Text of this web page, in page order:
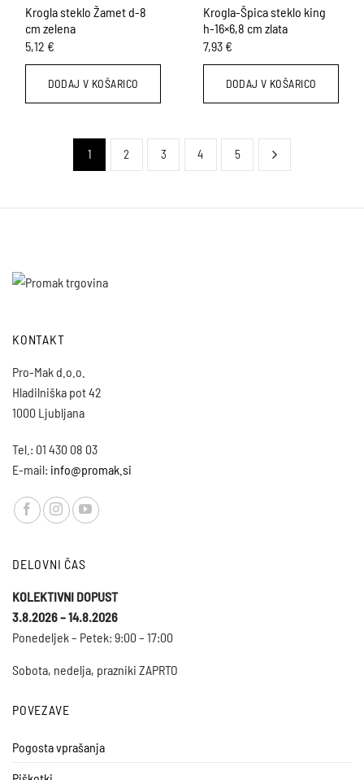
Možnosti
lahko
izberete
na
strani
izdelka
Krogla steklo Žamet d-8
cm zelena
5,12 €
DODAJ V KOŠARICO
Krogla-Špica steklo king
h-16×6,8 cm zlata
7,93 €
DODAJ V KOŠARICO
1 2 3 4 5
KONTAKT
Pro-Mak d.o.o.
Hladilniška pot 42
1000 Ljubljana
Tel.: 01 430 08 03
E-mail: info@promak.si
DELOVNI ČAS
KOLEKTIVNI DOPUST
3.8.2026 – 14.8.2026
Ponedeljek – Petek: 9:00 – 17:00
Sobota, nedelja, prazniki ZAPRTO
POVEZAVE
Pogosta vprašanja